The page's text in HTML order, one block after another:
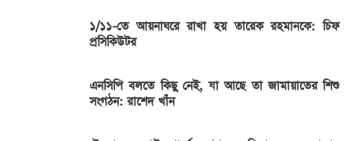
১/১১-তে আয়নাঘরে রাখা হয় তারেক রহমানকে: চিফ
প্রসিকিউটর
এনসিপি বলতে কিছু নেই, যা আছে তা জামায়াতের শিশু
সংগঠন: রাশেদ খাঁন